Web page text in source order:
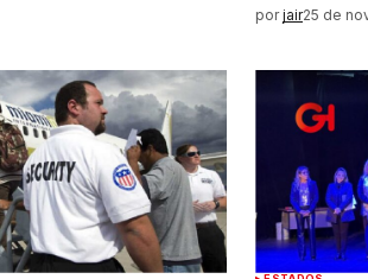
por jair25 de